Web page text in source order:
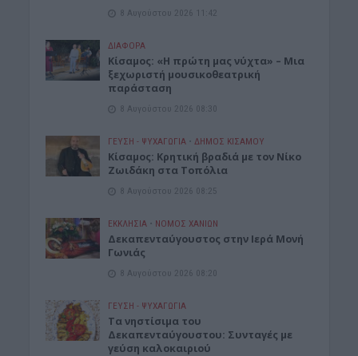
8 Αυγούστου 2026 11:42
ΔΙΆΦΟΡΑ
Κίσαμος: «Η πρώτη μας νύχτα» – Μια
ξεχωριστή μουσικοθεατρική
παράσταση
8 Αυγούστου 2026 08:30
ΓΕΎΣΗ - ΨΥΧΑΓΩΓΊΑ • ΔΉΜΟΣ ΚΙΣΆΜΟΥ
Kίσαμος: Κρητική βραδιά με τον Νίκο
Ζωιδάκη στα Τοπόλια
8 Αυγούστου 2026 08:25
ΕΚΚΛΗΣΙΑ • ΝΟΜΌΣ ΧΑΝΊΩΝ
Δεκαπενταύγουστος στην Ιερά Μονή
Γωνιάς
8 Αυγούστου 2026 08:20
ΓΕΎΣΗ - ΨΥΧΑΓΩΓΊΑ
Τα νηστίσιμα του
Δεκαπενταύγουστου: Συνταγές με
γεύση καλοκαιριού